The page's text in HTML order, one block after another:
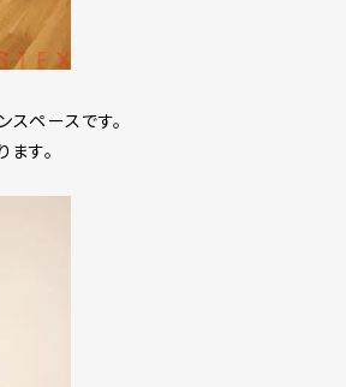
スペースです。
す。